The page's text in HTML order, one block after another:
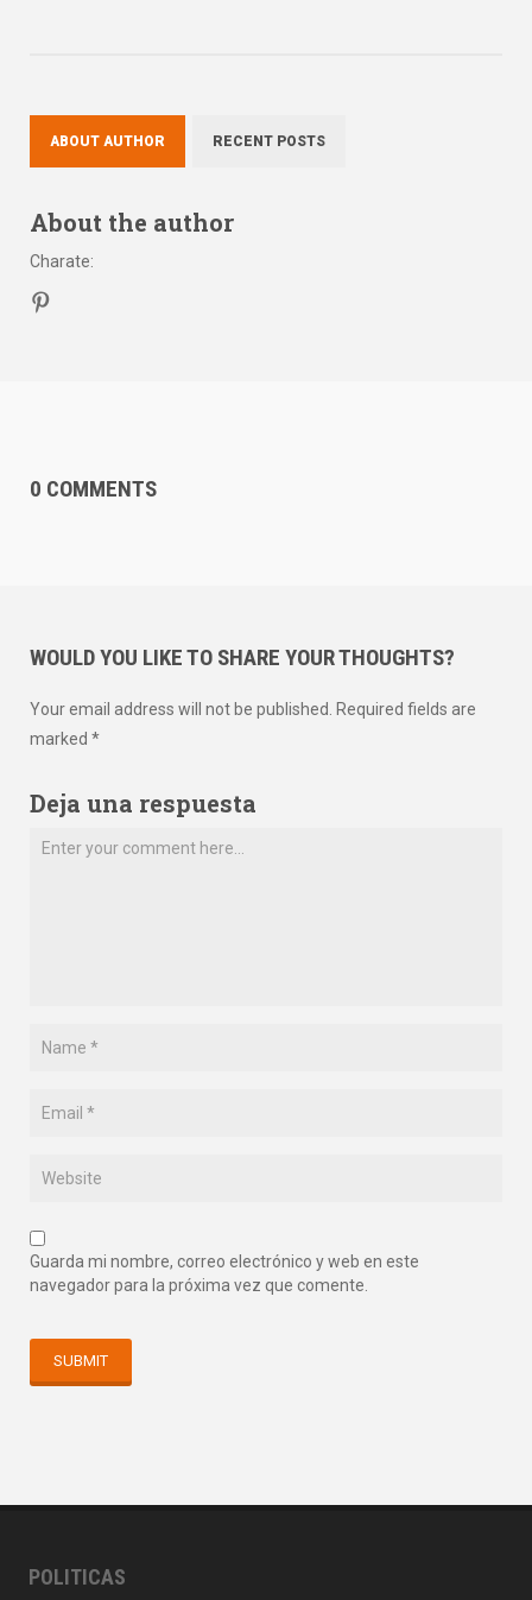
ABOUT AUTHOR RECENT POSTS
About the author
Charate:
0 COMMENTS
WOULD YOU LIKE TO SHARE YOUR THOUGHTS?
Your email address will not be published. Required fields are
marked *
Deja una respuesta
Guarda mi nombre, correo electrónico y web en este
navegador para la próxima vez que comente.
POLITICAS